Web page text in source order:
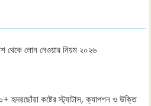
থেকে লোন নেওয়ার নিয়ম ২০২৬
হৃদয়ছোঁয়া কষ্টের স্ট্যাটাস, ক্যাপশন ও উক্তি